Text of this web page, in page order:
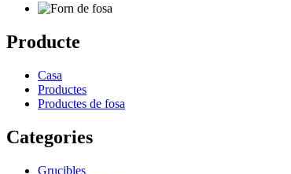
Producte
Casa
Productes
Productes de fosa
Categories
Grucibles